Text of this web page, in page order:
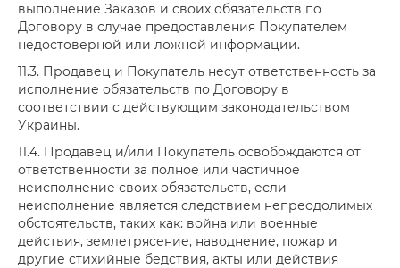
выполнение Заказов и своих обязательств по
Договору в случае предоставления Покупателем
недостоверной или ложной информации.
11.3. Продавец и Покупатель несут ответственность за
исполнение обязательств по Договору в
соответствии с действующим законодательством
Украины.
11.4. Продавец и/или Покупатель освобождаются от
ответственности за полное или частичное
неисполнение своих обязательств, если
неисполнение является следствием непреодолимых
обстоятельств, таких как: война или военные
действия, землетрясение, наводнение, пожар и
другие стихийные бедствия, акты или действия